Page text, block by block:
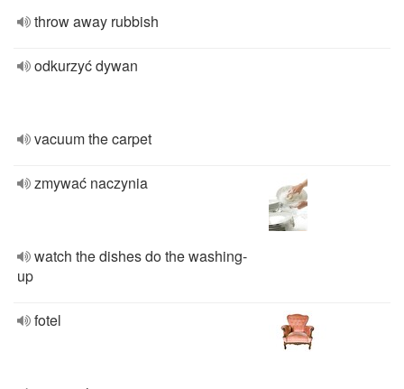
throw away rubbish
odkurzyć dywan
vacuum the carpet
zmywać naczynia
watch the dishes do the washing-
up
fotel